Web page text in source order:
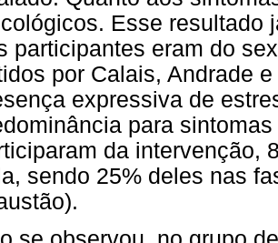
Esse resultado
participantes eram do
por Calais, Andrade
expressiva de
para
da intervenção,
sendo 25% deles nas